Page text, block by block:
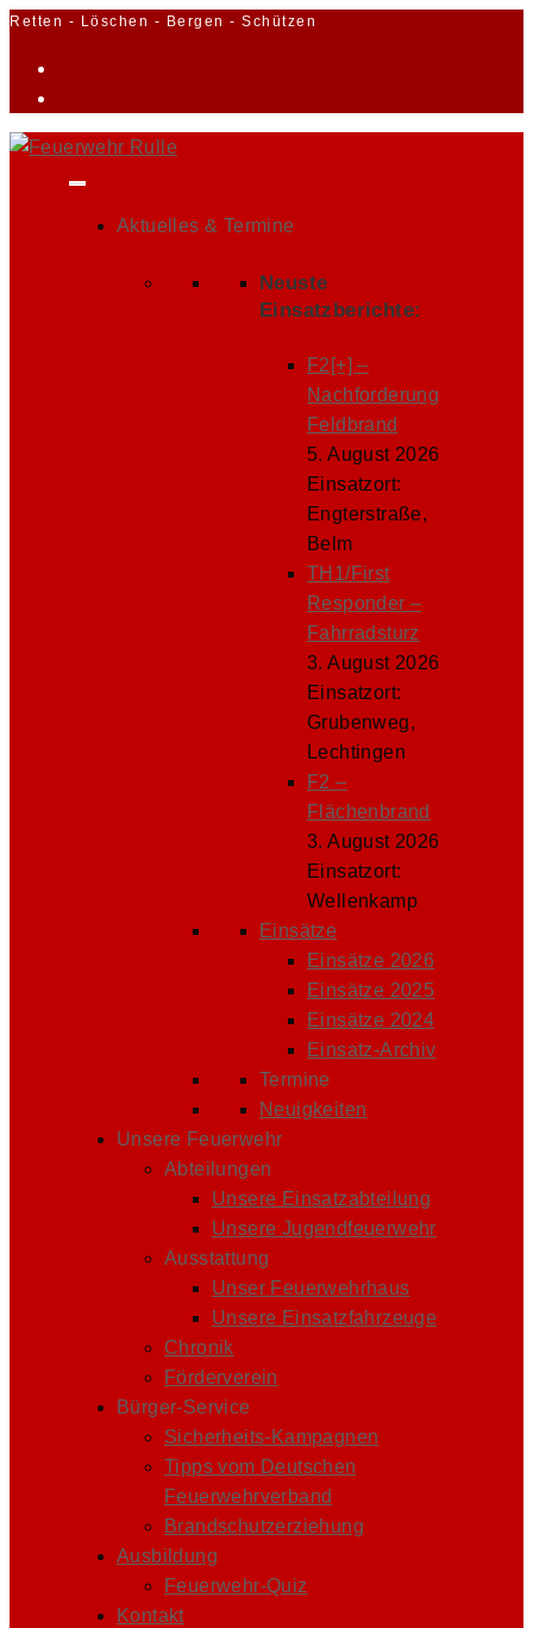
Zum
Retten - Löschen - Bergen - Schützen
Aktuelles & Termine
Neuste
Einsatzberichte:
F2[+] –
Nachforderung
Feldbrand
5. August 2026
Einsatzort:
Engterstraße,
Belm
TH1/First
Responder –
Fahrradsturz
3. August 2026
Einsatzort:
Grubenweg,
Lechtingen
F2 –
Flächenbrand
3. August 2026
Einsatzort:
Wellenkamp
Einsätze
Einsätze 2026
Einsätze 2025
Einsätze 2024
Einsatz-Archiv
Termine
Neuigkeiten
Unsere Feuerwehr
Abteilungen
Unsere Einsatzabteilung
Unsere Jugendfeuerwehr
Ausstattung
Unser Feuerwehrhaus
Unsere Einsatzfahrzeuge
Chronik
Förderverein
Bürger-Service
Sicherheits-Kampagnen
Tipps vom Deutschen
Feuerwehrverband
Brandschutzerziehung
Ausbildung
Feuerwehr-Quiz
Kontakt